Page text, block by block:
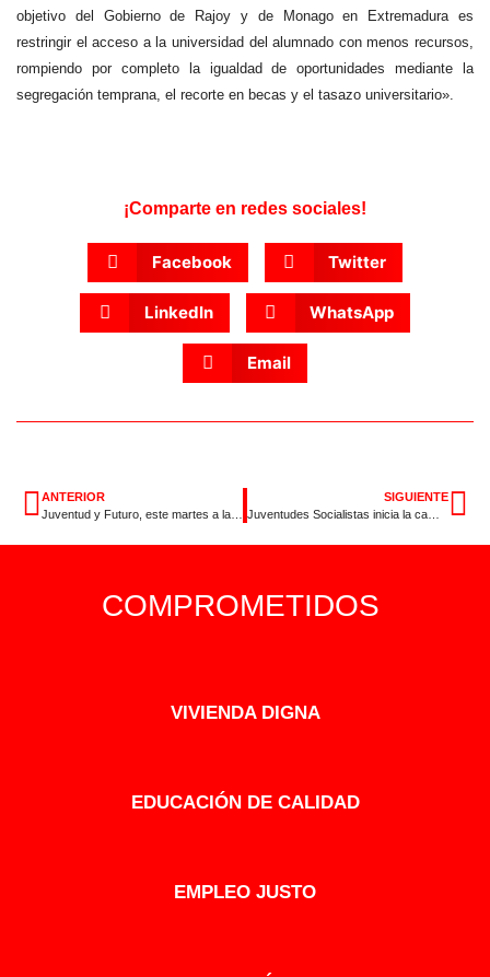
objetivo del Gobierno de Rajoy y de Monago en Extremadura es
restringir el acceso a la universidad del alumnado con menos recursos,
rompiendo por completo la igualdad de oportunidades mediante la
segregación temprana, el recorte en becas y el tasazo universitario».
¡Comparte en redes sociales!
Facebook Twitter
LinkedIn WhatsApp
Email
ANTERIOR
SIGUIENTE
COMPROMETIDOS
VIVIENDA DIGNA
EDUCACIÓN DE CALIDAD
EMPLEO JUSTO